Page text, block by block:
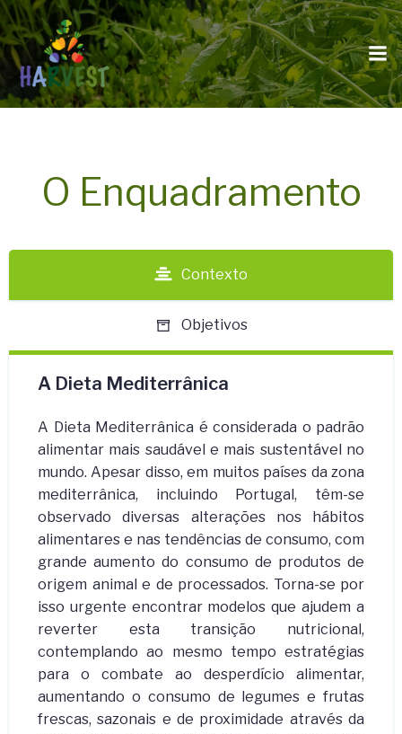
O Enquadramento
Contexto
Objetivos
A Dieta Mediterrânica
A Dieta Mediterrânica é considerada o padrão
alimentar mais saudável e mais sustentável no
mundo. Apesar disso, em muitos países da zona
mediterrânica, incluindo Portugal, têm-se
observado diversas alterações nos hábitos
alimentares e nas tendências de consumo, com
grande aumento do consumo de produtos de
origem animal e de processados. Torna-se por
isso urgente encontrar modelos que ajudem a
reverter esta transição nutricional,
contemplando ao mesmo tempo estratégias
para o combate ao desperdício alimentar,
aumentando o consumo de legumes e frutas
frescas, sazonais e de proximidade através da